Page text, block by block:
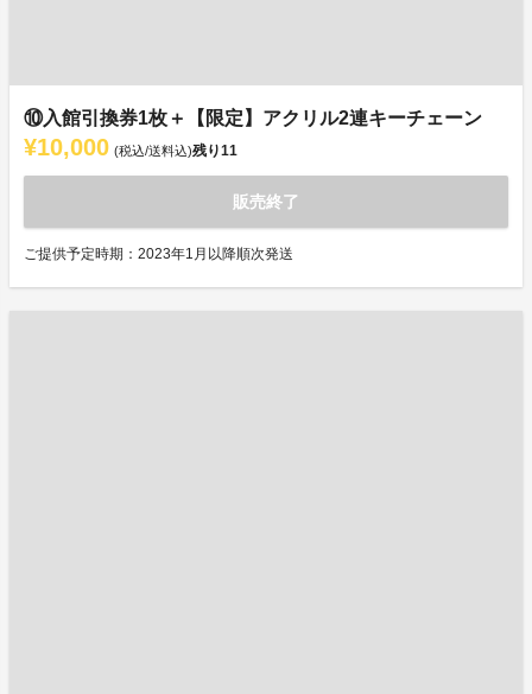
⑩入館引換券1枚＋【限定】アクリル2連キーチェーン
¥10,000 (税込/送料込)残り11
販売終了
ご提供予定時期：2023年1月以降順次発送